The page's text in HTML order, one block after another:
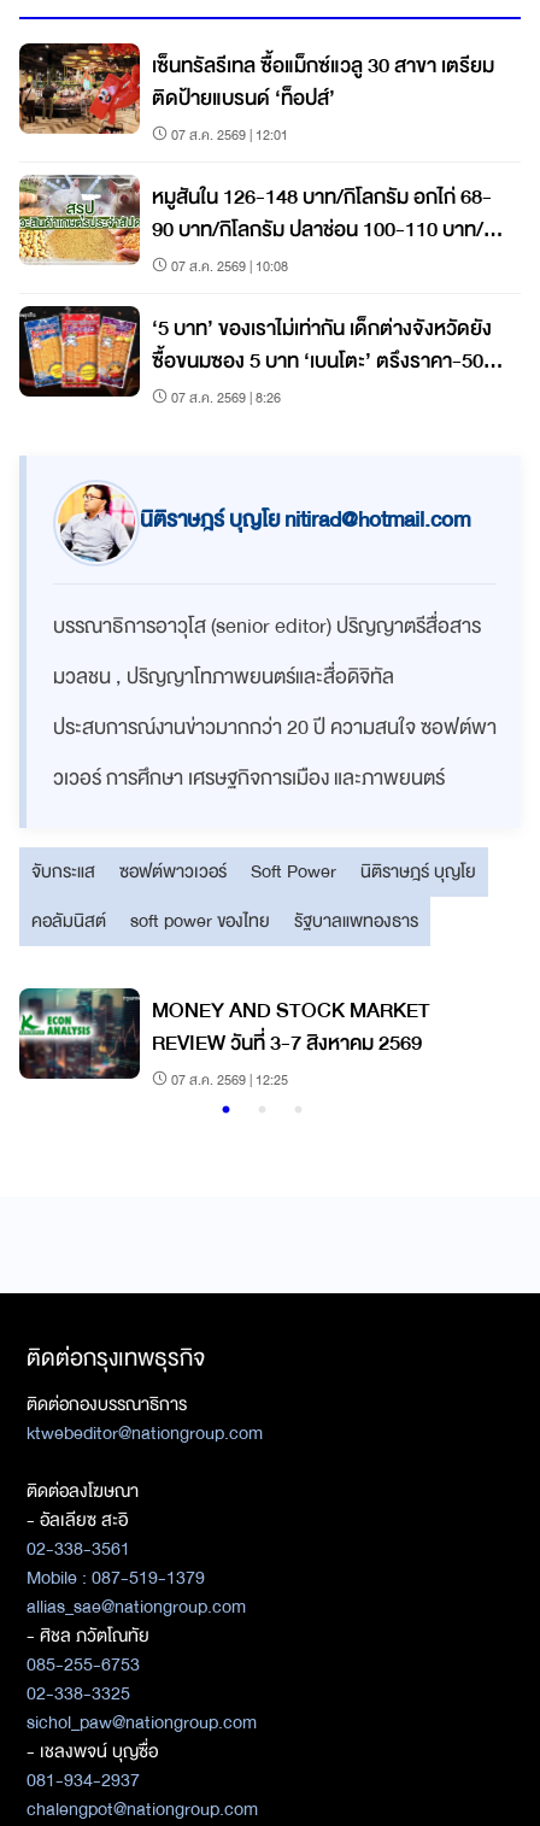
เซ็นทรัลรีเทล ซื้อแม็กซ์แวลู 30 สาขา เตรียม
ติดป้ายแบรนด์ ‘ท็อปส์’
07 ส.ค. 2569 | 12:01
หมูสันใน 126-148 บาท/กิโลกรัม อกไก่ 68-
90 บาท/กิโลกรัม ปลาช่อน 100-110 บาท/
กิโลกรัม
07 ส.ค. 2569 | 10:08
‘5 บาท’ ของเราไม่เท่ากัน เด็กต่างจังหวัดยัง
ซื้อขนมซอง 5 บาท ‘เบนโตะ’ ตรึงราคา-50
สตางค์ก็ขึ้นไม่ได้
07 ส.ค. 2569 | 8:26
นิติราษฎร์ บุญโยnitirad@hotmail.com
บรรณาธิการอาวุโส (senior editor) ปริญญาตรีสื่อสาร
มวลชน , ปริญญาโทภาพยนตร์และสื่อดิจิทัล
ประสบการณ์งานข่าวมากกว่า 20 ปี ความสนใจ ซอฟต์พา
วเวอร์ การศึกษา เศรษฐกิจการเมือง และภาพยนตร์
จับกระแส ซอฟต์พาวเวอร์ Soft Power
นิติราษฎร์ บุญโย
คอลัมนิสต์
soft power ของไทย รัฐบาลแพทองธาร
MONEY AND STOCK MARKET
REVIEW วันที่ 3-7 สิงหาคม 2569
07 ส.ค. 2569 | 12:25
ติดต่อกรุงเทพธุรกิจ
ติดต่อกองบรรณาธิการ
ktwebeditor@nationgroup.com
ติดต่อลงโฆษณา
- อัลเลียซ สะอิ
02-338-3561
Mobile : 087-519-1379
allias_sae@nationgroup.com
- ศิชล ภวัตโณทัย
085-255-6753
02-338-3325
sichol_paw@nationgroup.com
- เชลงพจน์ บุญซื่อ
081-934-2937
chalengpot@nationgroup.com